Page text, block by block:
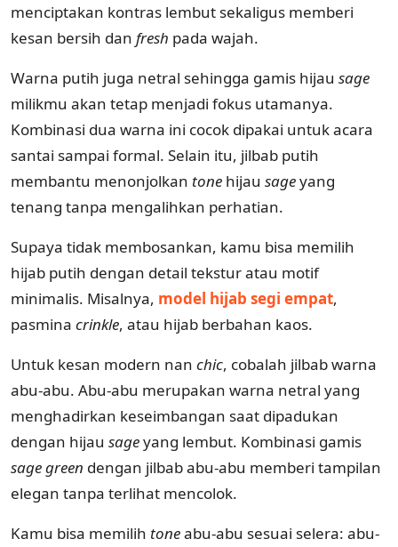
menciptakan kontras lembut sekaligus memberi
kesan bersih dan fresh pada wajah.
Warna putih juga netral sehingga gamis hijau sage
milikmu akan tetap menjadi fokus utamanya.
Kombinasi dua warna ini cocok dipakai untuk acara
santai sampai formal. Selain itu, jilbab putih
membantu menonjolkan tone hijau sageyang
tenang tanpa mengalihkan perhatian.
Supaya tidak membosankan, kamu bisa memilih
hijab putih dengan detail tekstur atau motif
minimalis. Misalnya, model hijab segi empat,
pasmina crinkle, atau hijab berbahan kaos.
Untuk kesan modern nan chic, cobalah jilbab warna
abu-abu. Abu-abu merupakan warna netral yang
menghadirkan keseimbangan saat dipadukan
dengan hijau sageyang lembut. Kombinasi gamis
sage green dengan jilbab abu-abu memberi tampilan
elegan tanpa terlihat mencolok.
Kamu bisa memilih toneabu-abu sesuai selera: abu-